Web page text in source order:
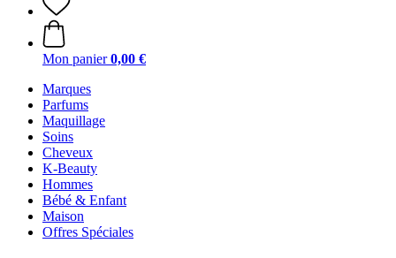
Mon panier 0,00 €
Marques
Parfums
Maquillage
Soins
Cheveux
K-Beauty
Hommes
Bébé & Enfant
Maison
Offres Spéciales